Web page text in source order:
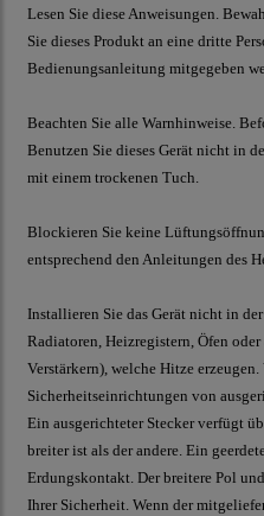
Lesen Sie diese Anweisungen.
Sie dieses Produkt an eine dritte
Bedienungsanleitung mitgegeben
Beachten Sie alle Warnhinweise.
Benutzen Sie dieses Gerät nicht in
mit einem trockenen Tuch.
Blockieren Sie keine
entsprechend den Anleitungen des
Installieren Sie das Gerät nicht in
Radiatoren, Heizregistern, Öfen
Verstärkern), welche Hitze
Sicherheitseinrichtungen von
Ein ausgerichteter Stecker verfügt
breiter ist als der andere. Ein
Erdungskontakt. Der breitere Pol
Ihrer Sicherheit. Wenn der